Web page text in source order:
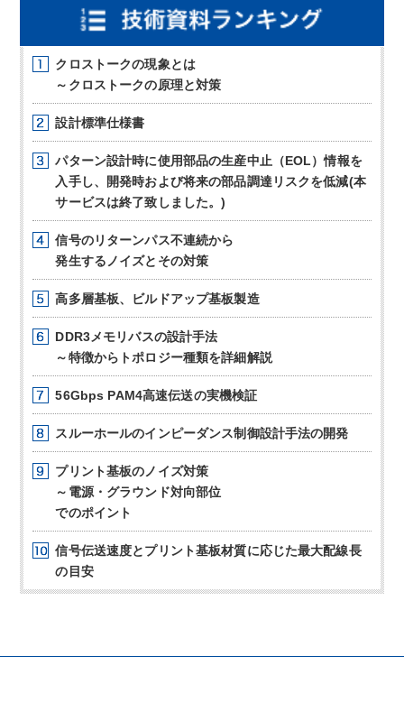
クロストークの現象とは
～クロストークの原理と対策
設計標準仕様書
パターン設計時に使用部品の生産中止（EOL）情報を
入手し、開発時および将来の部品調達リスクを低減(本
サービスは終了致しました。)
信号のリターンパス不連続から
発生するノイズとその対策
高多層基板、ビルドアップ基板製造
DDR3メモリバスの設計手法
～特徴からトポロジー種類を詳細解説
56Gbps PAM4高速伝送の実機検証
スルーホールのインピーダンス制御設計手法の開発
プリント基板のノイズ対策
～電源・グラウンド対向部位
でのポイント
信号伝送速度とプリント基板材質に応じた最大配線長
の目安